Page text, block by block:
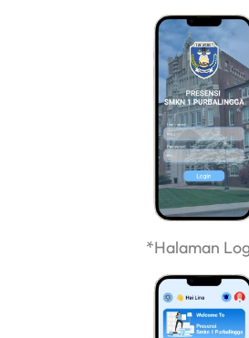
*Halaman